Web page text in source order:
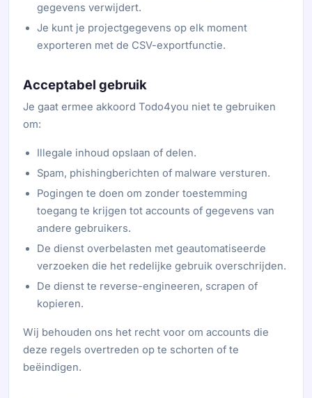
gegevens verwijdert.
Je kunt je projectgegevens op elk moment
exporteren met de CSV-exportfunctie.
Acceptabel gebruik
Je gaat ermee akkoord Todo4you niet te gebruiken
om:
Illegale inhoud opslaan of delen.
Spam, phishingberichten of malware versturen.
Pogingen te doen om zonder toestemming
toegang te krijgen tot accounts of gegevens van
andere gebruikers.
De dienst overbelasten met geautomatiseerde
verzoeken die het redelijke gebruik overschrijden.
De dienst te reverse-engineeren, scrapen of
kopieren.
Wij behouden ons het recht voor om accounts die
deze regels overtreden op te schorten of te
beëindigen.